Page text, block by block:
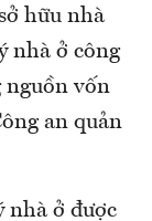
hữu nhà
nhà ở công
nguồn vốn
an quản
nhà ở được